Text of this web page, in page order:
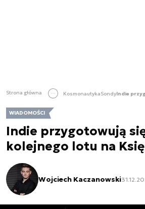
Strona główna KosmonautykaSondy
WIADOMOŚCI
Indie przygotowują
kolejnego lotu na
Wojciech Kaczanowski